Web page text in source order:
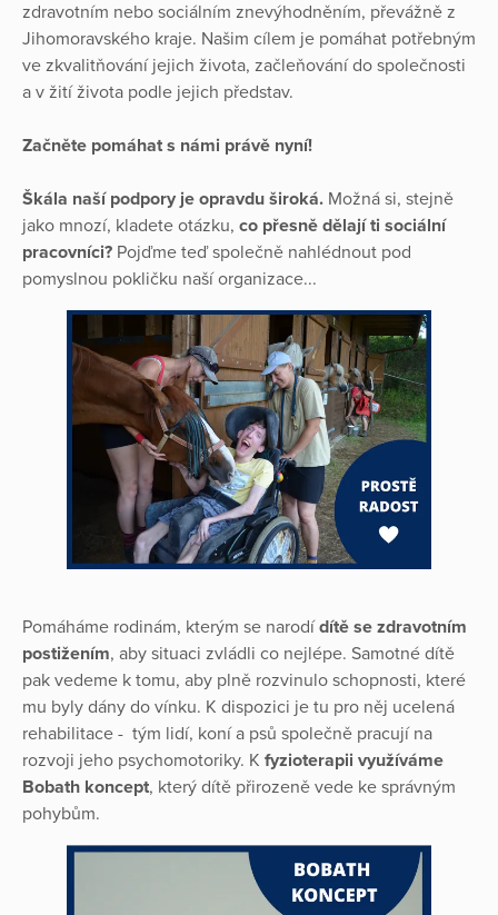
zdravotním nebo sociálním znevýhodněním, převážně z
Jihomoravského kraje. Našim cílem je pomáhat potřebným
ve zkvalitňování jejich života, začleňování do společnosti
a v žití života podle jejich představ.
Začněte pomáhat s námi právě nyní!
Škála naší podpory je opravdu široká. Možná si, stejně
jako mnozí, kladete otázku, co přesně dělají ti sociální
pracovníci? Pojďme teď společně nahlédnout pod
pomyslnou pokličku naší organizace...
Pomáháme rodinám, kterým se narodídítě se zdravotním
postižením, aby situaci zvládli co nejlépe. Samotné dítě
pak vedeme k tomu, aby plně rozvinulo schopnosti, které
mu byly dány do vínku. K dispozici je tu pro něj ucelená
rehabilitace - tým lidí, koní a psů společně pracují na
rozvoji jeho psychomotoriky. K fyzioterapii využíváme
Bobath koncept, který dítě přirozeně vede ke správným
pohybům.